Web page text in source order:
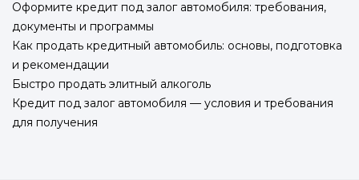
Оформите кредит под залог автомобиля: требования,
документы и программы
Как продать кредитный автомобиль: основы, подготовка
и рекомендации
Быстро продать элитный алкоголь
Кредит под залог автомобиля — условия и требования
для получения